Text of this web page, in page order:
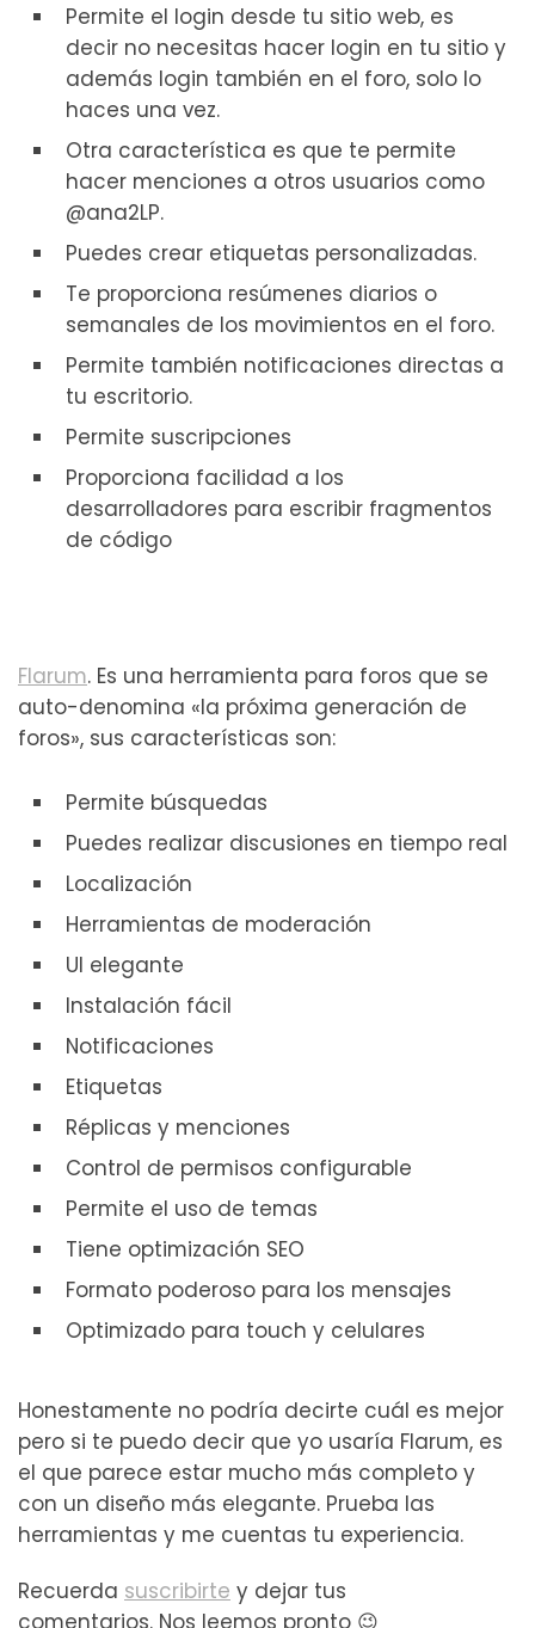
Permite el login desde tu sitio web, es
decir no necesitas hacer login en tu sitio y
además login también en el foro, solo lo
haces una vez.
Otra característica es que te permite
hacer menciones a otros usuarios como
@ana2LP.
Puedes crear etiquetas personalizadas.
Te proporciona resúmenes diarios o
semanales de los movimientos en el foro.
Permite también notificaciones directas a
tu escritorio.
Permite suscripciones
Proporciona facilidad a los
desarrolladores para escribir fragmentos
de código
Flarum. Es una herramienta para foros que se
auto-denomina «la próxima generación de
foros», sus características son:
Permite búsquedas
Puedes realizar discusiones en tiempo real
Localización
Herramientas de moderación
UI elegante
Instalación fácil
Notificaciones
Etiquetas
Réplicas y menciones
Control de permisos configurable
Permite el uso de temas
Tiene optimización SEO
Formato poderoso para los mensajes
Optimizado para touch y celulares
Honestamente no podría decirte cuál es mejor
pero si te puedo decir que yo usaría Flarum, es
el que parece estar mucho más completo y
con un diseño más elegante. Prueba las
herramientas y me cuentas tu experiencia.
Recuerda suscribirte y dejar tus
comentarios. Nos leemos pronto 😉